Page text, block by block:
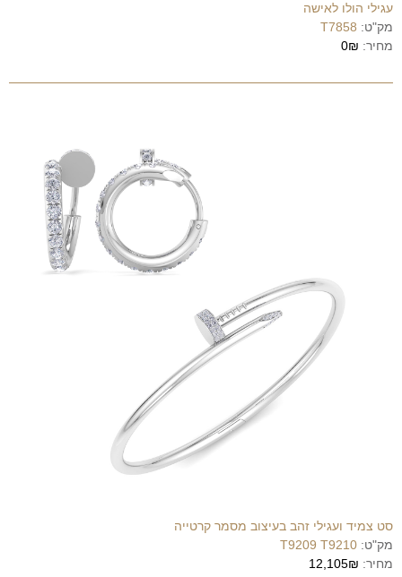
עגילי הולו לאישה
מק"ט: T7858
מחיר: 0₪
סט צמיד ועגילי זהב בעיצוב מסמר קרטייה
מק"ט: T9209 T9210
מחיר: 12,105₪